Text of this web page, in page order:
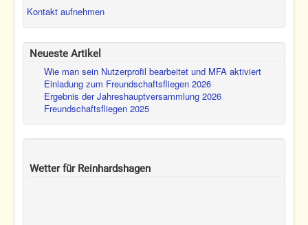
Kontakt aufnehmen
Neueste Artikel
Wie man sein Nutzerprofil bearbeitet und MFA aktiviert
Einladung zum Freundschaftsfliegen 2026
Ergebnis der Jahreshauptversammlung 2026
Freundschaftsfliegen 2025
Wetter für Reinhardshagen